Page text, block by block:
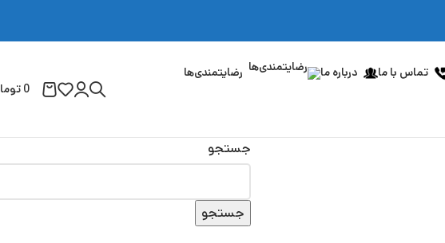
تماس با ما درباره ما رضایتمندی‌ها
0
جستجو
جستجو